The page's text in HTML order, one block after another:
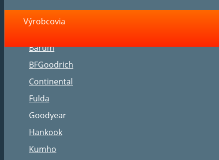
Výrobcovia
Barum
BFGoodrich
Continental
Fulda
Goodyear
Hankook
Kumho